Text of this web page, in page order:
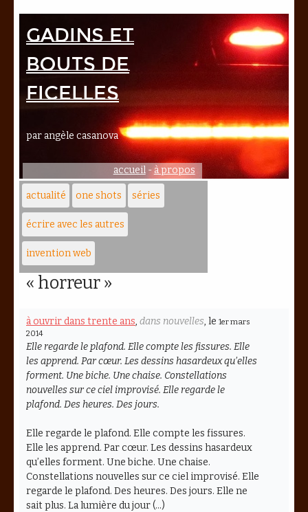
Gadins et
bouts de
ficelles
par angèle casanova
accueil-à propos
actualité one shots séries
écrire avec les autres
invention web
« horreur »
à ouvrir dans trente ans, dans nouvelles, le 1er mars
2014
Elle regarde le plafond. Elle compte les fissures. Elle
les apprend. Par cœur. Les dessins hasardeux qu’elles
forment. Une biche. Une chaise. Constellations
nouvelles sur ce ciel improvisé. Elle regarde le
plafond. Des heures. Des jours.
Elle regarde le plafond. Elle compte les fissures.
Elle les apprend. Par cœur. Les dessins hasardeux
qu’elles forment. Une biche. Une chaise.
Constellations nouvelles sur ce ciel improvisé. Elle
regarde le plafond. Des heures. Des jours. Elle ne
sait plus. La lumière du jour (…)